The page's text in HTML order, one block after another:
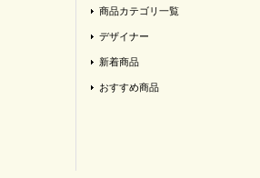
商品カテゴリ一覧
デザイナー
新着商品
おすすめ商品